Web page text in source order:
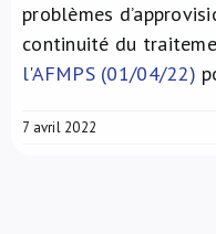
problèmes
continuité du
l'AFMPS (01/04/22)
7 avril 2022